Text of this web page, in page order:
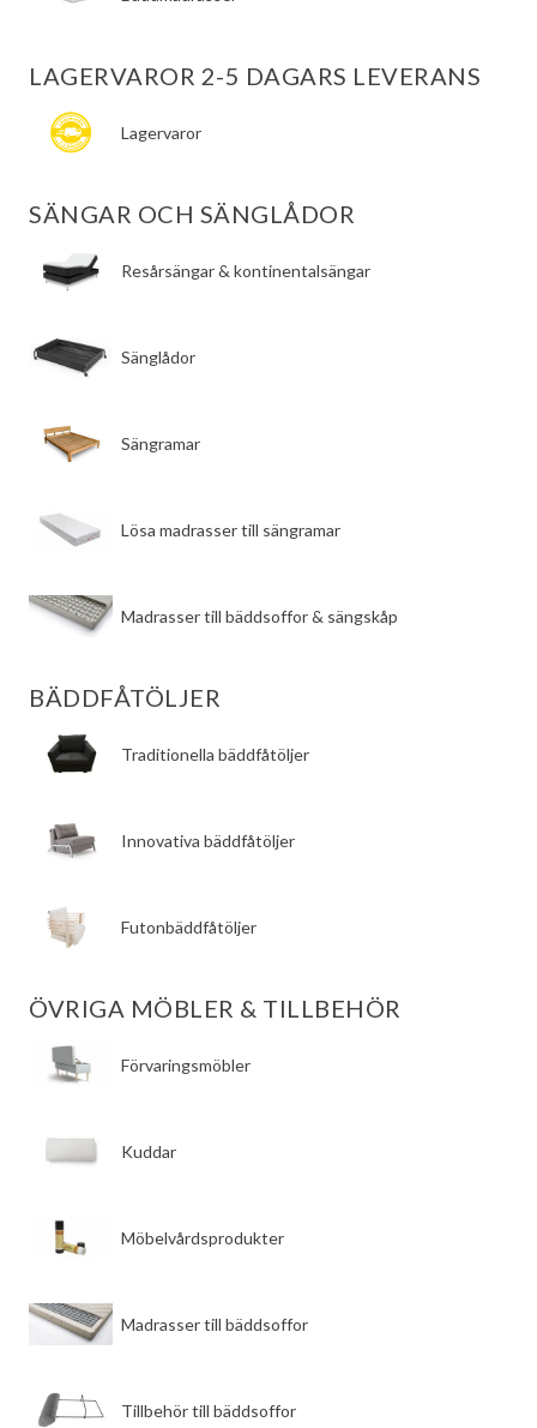
LAGERVAROR 2-5 DAGARS LEVERANS
Lagervaror
SÄNGAR OCH SÄNGLÅDOR
​Resårsängar & kontinentalsängar
​Sänglådor
​Sängramar
​Lösa madrasser till sängramar
​Madrasser till bäddsoffor & sängskåp
BÄDDFÅTÖLJER
​Traditionella bäddfåtöljer
​Innovativa bäddfåtöljer
​Futonbäddfåtöljer
ÖVRIGA MÖBLER & TILLBEHÖR
​Förvaringsmöbler
​Kuddar
​Möbelvårdsprodukter
​Madrasser till bäddsoffor
​Tillbehör till bäddsoffor